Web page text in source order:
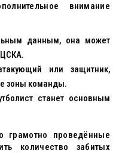
внимание
данным, она может
ЦСКА.
или защитник,
зоны команды.
станет основным
грамотно проведённые
количество забитых